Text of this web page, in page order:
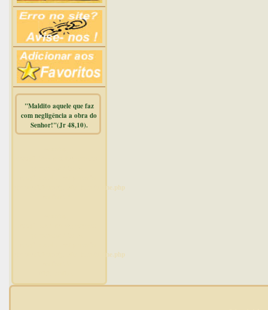
"Maldito aquele que faz
com negligência a obra do
Senhor!"(Jr 48,10).
/home/dicionar/public_html/online.php
/home/dicionar/public_html/online.php